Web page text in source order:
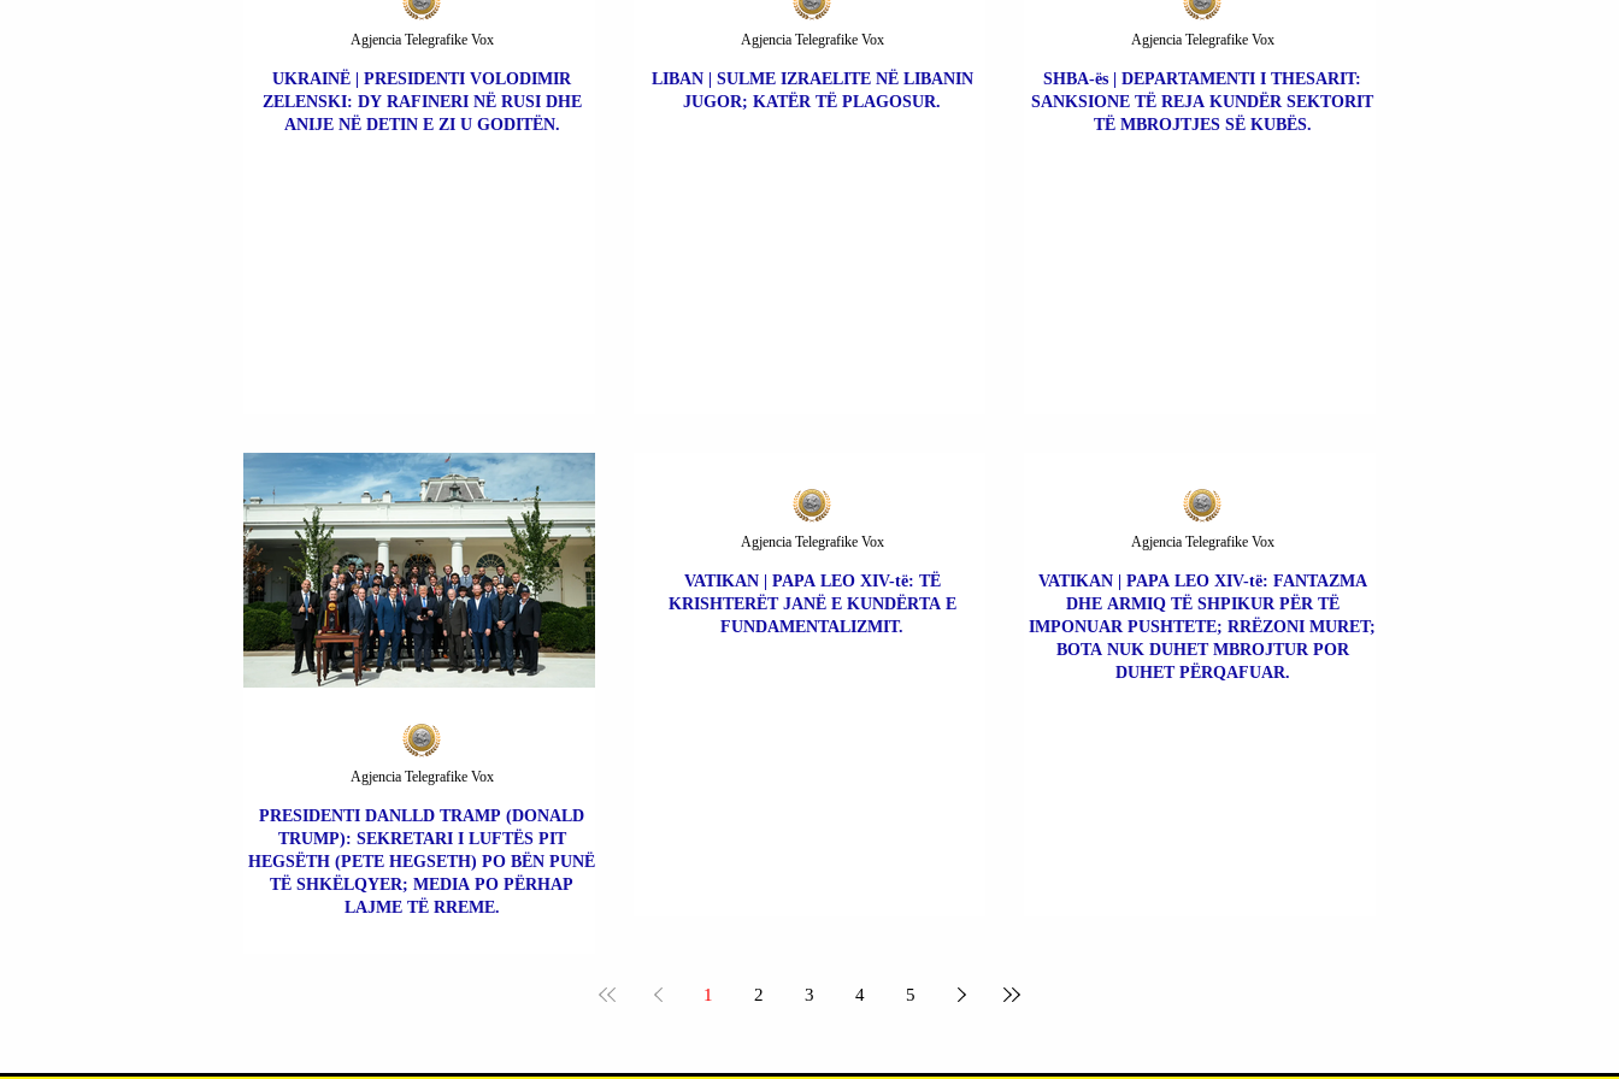
UKRAINË | PRESIDENTI VOLODIMIR
ZELENSKI: DY RAFINERI NË RUSI DHE
ANIJE NË DETIN E ZI U GODITËN.
Agjencia Telegrafike Vox
LIBAN | SULME IZRAELITE NË LIBANIN
JUGOR; KATËR TË PLAGOSUR.
Agjencia Telegrafike Vox
SHBA-ës | DEPARTAMENTI I THESARIT:
SANKSIONE TË REJA KUNDËR SEKTORIT
TË MBROJTJES SË KUBËS.
Agjencia Telegrafike Vox
PRESIDENTI DANLLD TRAMP (DONALD
TRUMP): SEKRETARI I LUFTËS PIT
HEGSËTH (PETE HEGSETH) PO BËN PUNË
TË SHKËLQYER; MEDIA PO PËRHAP
LAJME TË RREME.
Agjencia Telegrafike Vox
VATIKAN | PAPA LEO XIV-të: TË
KRISHTERËT JANË E KUNDËRTA E
FUNDAMENTALIZMIT.
Agjencia Telegrafike Vox
VATIKAN | PAPA LEO XIV-të: FANTAZMA
DHE ARMIQ TË SHPIKUR PËR TË
IMPONUAR PUSHTETE; RRËZONI MURET;
BOTA NUK DUHET MBROJTUR POR
DUHET PËRQAFUAR.
Agjencia Telegrafike Vox
1 2 3 4 5